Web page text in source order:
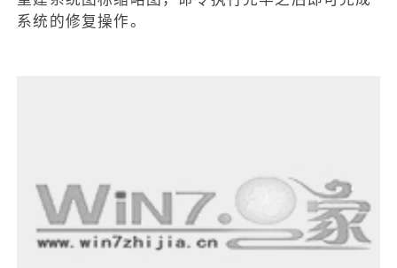
系统的修复操作。